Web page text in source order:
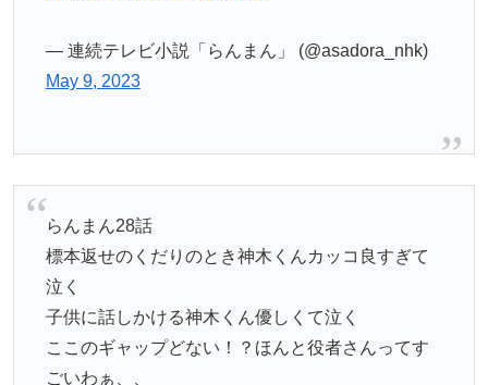
— 連続テレビ小説「らんまん」 (@asadora_nhk)
May 9, 2023
らんまん28話
標本返せのくだりのとき神木くんカッコ良すぎて
泣く
子供に話しかける神木くん優しくて泣く
ここのギャップどない！？ほんと役者さんってす
ごいわぁ、、